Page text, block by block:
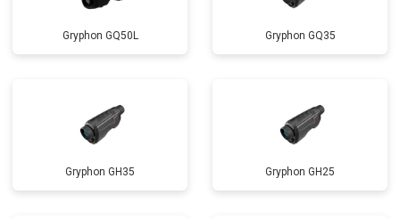
Gryphon GQ50L Gryphon GQ35
Gryphon GH35 Gryphon GH25